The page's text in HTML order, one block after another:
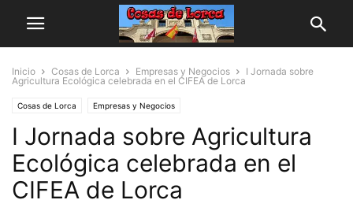
Inicio Cosas de Lorca Empresas y Negocios
I Jornada sobre
Agricultura Ecológica celebrada en el CIFEA de Lorca
Cosas de Lorca Empresas y Negocios
I Jornada sobre Agricultura
Ecológica celebrada en el
CIFEA de Lorca